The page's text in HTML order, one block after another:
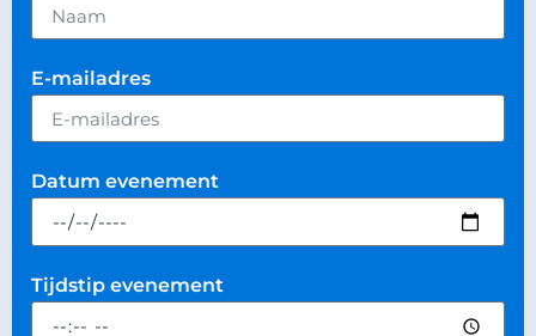
E-mailadres
Datum evenement
Tijdstip evenement